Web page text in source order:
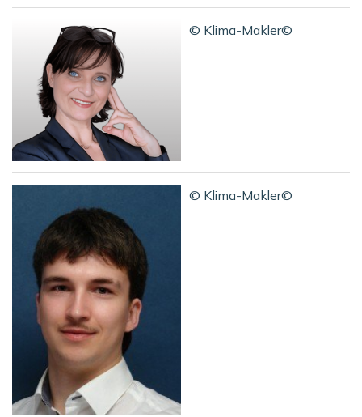
© Klima-Makler©
© Klima-Makler©